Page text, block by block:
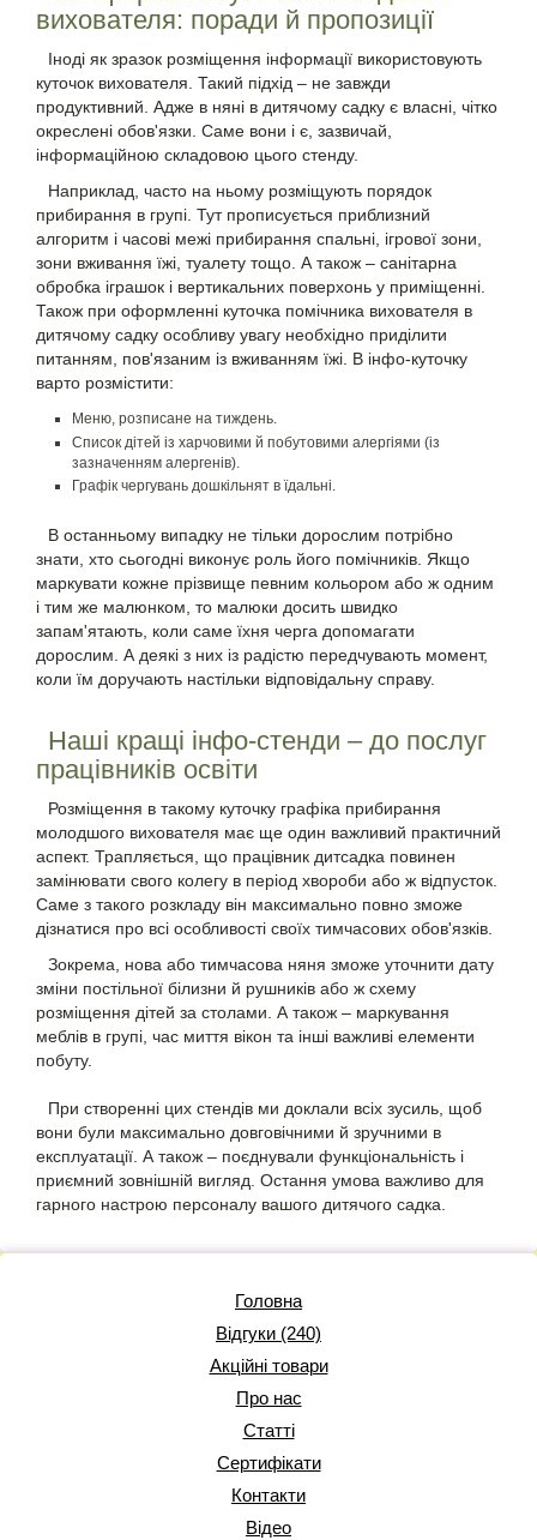
вихователя: поради й пропозиції
Іноді як зразок розміщення інформації використовують
куточок вихователя. Такий підхід – не завжди
продуктивний. Адже в няні в дитячому садку є власні, чітко
окреслені обов'язки. Саме вони і є, зазвичай,
інформаційною складовою цього стенду.
Наприклад, часто на ньому розміщують порядок
прибирання в групі. Тут прописується приблизний
алгоритм і часові межі прибирання спальні, ігрової зони,
зони вживання їжі, туалету тощо. А також – санітарна
обробка іграшок і вертикальних поверхонь у приміщенні.
Також при оформленні куточка помічника вихователя в
дитячому садку особливу увагу необхідно приділити
питанням, пов'язаним із вживанням їжі. В інфо-куточку
варто розмістити:
Меню, розписане на тиждень.
Список дітей із харчовими й побутовими алергіями (із
зазначенням алергенів).
Графік чергувань дошкільнят в їдальні.
В останньому випадку не тільки дорослим потрібно
знати, хто сьогодні виконує роль його помічників. Якщо
маркувати кожне прізвище певним кольором або ж одним
і тим же малюнком, то малюки досить швидко
запам'ятають, коли саме їхня черга допомагати
дорослим. А деякі з них із радістю передчувають момент,
коли їм доручають настільки відповідальну справу.
Наші кращі інфо-стенди – до послуг
працівників освіти
Розміщення в такому куточку графіка прибирання
молодшого вихователя має ще один важливий практичний
аспект. Трапляється, що працівник дитсадка повинен
замінювати свого колегу в період хвороби або ж відпусток.
Саме з такого розкладу він максимально повно зможе
дізнатися про всі особливості своїх тимчасових обов'язків.
Зокрема, нова або тимчасова няня зможе уточнити дату
зміни постільної білизни й рушників або ж схему
розміщення дітей за столами. А також – маркування
меблів в групі, час миття вікон та інші важливі елементи
побуту.
При створенні цих стендів ми доклали всіх зусиль, щоб
вони були максимально довговічними й зручними в
експлуатації. А також – поєднували функціональність і
приємний зовнішній вигляд. Остання умова важливо для
гарного настрою персоналу вашого дитячого садка.
Головна
Відгуки (240)
Акційні товари
Про нас
Статті
Сертифікати
Контакти
Відео